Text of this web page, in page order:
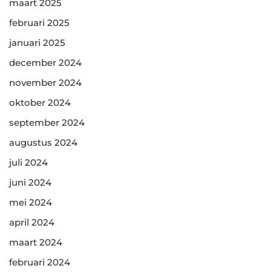
maart 2025
februari 2025
januari 2025
december 2024
november 2024
oktober 2024
september 2024
augustus 2024
juli 2024
juni 2024
mei 2024
april 2024
maart 2024
februari 2024